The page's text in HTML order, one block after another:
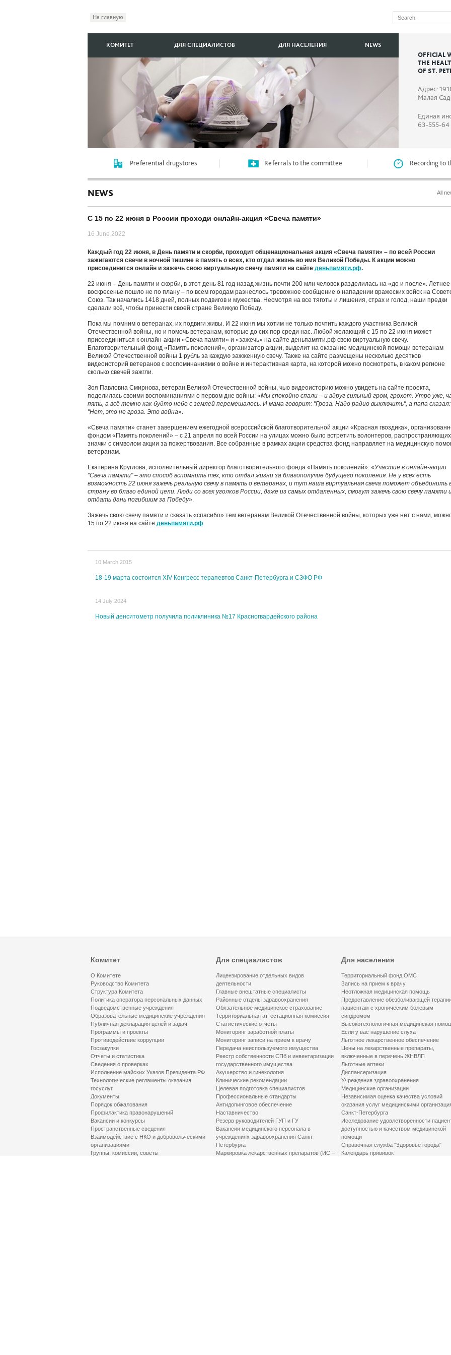
На главную
OFFICIAL
THE
OF ST.
Адрес:
Малая
Единая
63-555-64
КОМИТЕТ ДЛЯ СПЕЦИАЛИСТОВ ДЛЯ НАСЕЛЕНИЯ NEWS
Preferential drugstores Referrals to the committee Recording to
NEWS All
С 15 по 22 июня в России проходи онлайн-акция «Свеча памяти»
16 June 2022
Каждый год 22 июня, в День памяти и скорби, проходит общенациональная акция «Свеча памяти» – по всей России
зажигаются свечи в ночной тишине в память о всех, кто отдал жизнь во имя Великой Победы. К акции можно
присоединится онлайн и зажечь свою виртуальную свечу памяти на сайте деньпамяти.рф.
22 июня – День памяти и скорби, в этот день 81 год назад жизнь почти 200 млн человек разделилась на «до и после». Летнее
воскресенье пошло не по плану – по всем городам разнеслось тревожное сообщение о нападении вражеских войск на
Союз. Так начались 1418 дней, полных подвигов и мужества. Несмотря на все тяготы и лишения, страх и голод, наши предки
сделали всё, чтобы принести своей стране Великую Победу.
Пока мы помним о ветеранах, их подвиги живы. И 22 июня мы хотим не только почтить каждого участника Великой
Отечественной войны, но и помочь ветеранам, которые до сих пор среди нас. Любой желающий с 15 по 22 июня может
присоединиться к онлайн-акции «Свеча памяти» и «зажечь» на сайте деньпамяти.рф свою виртуальную свечу.
Благотворительный фонд «Память поколений», организатор акции, выделит на оказание медицинской помощи ветеранам
Великой Отечественной войны 1 рубль за каждую зажженную свечу. Также на сайте размещены несколько десятков
видеоисторий ветеранов с воспоминаниями о войне и интерактивная карта, на которой можно посмотреть, в каком регионе
сколько свечей зажгли.
Зоя Павловна Смирнова, ветеран Великой Отечественной войны, чью видеоисторию можно увидеть на сайте проекта,
поделилась своими воспоминаниями о первом дне войны: «Мы спокойно спали – и вдруг сильный гром, грохот. Утро уже,
пять, а всё темно как будто небо с землей перемешалось. И мама говорит: "Гроза. Надо радио выключить", а папа сказал:
"Нет, это не гроза. Это война».
«Свеча памяти» станет завершением ежегодной всероссийской благотворительной акции «Красная гвоздика»,
фондом «Память поколений» – с 21 апреля по всей России на улицах можно было встретить волонтеров, распространяющих
значки с символом акции за пожертвования. Все собранные в рамках акции средства фонд направляет на медицинскую
ветеранам.
Екатерина Круглова, исполнительный директор благотворительного фонда «Память поколений»: «Участие в онлайн-акции
"Свеча памяти" – это способ вспомнить тех, кто отдал жизни за благополучие будущего поколения. Не у всех есть
возможность 22 июня зажечь реальную свечу в память о ветеранах, и тут наша виртуальная свеча поможет объединить
страну во благо единой цели. Люди со всех уголков России, даже из самых отдаленных, смогут зажечь свою свечу памяти
отдать дань погибшим за Победу».
Зажечь свою свечу памяти и сказать «спасибо» тем ветеранам Великой Отечественной войны, которых уже нет с нами,
15 по 22 июня на сайте деньпамяти.рф.
10 March 2015
18-19 марта состоится XIV Конгресс терапевтов Санкт-Петербурга и СЗФО РФ
14 July 2024
Новый денситометр получила поликлиника №17 Красногвардейского района
Комитет
О Комитете
Руководство Комитета
Структура Комитета
Политика оператора персональных данных
Подведомственные учреждения
Образовательные медицинские учреждения
Публичная декларация целей и задач
Программы и проекты
Противодействие коррупции
Госзакупки
Отчеты и статистика
Сведения о проверках
Исполнение майских Указов Президента РФ
Технологические регламенты оказания
госуслуг
Документы
Порядок обжалования
Профилактика правонарушений
Вакансии и конкурсы
Пространственные сведения
Взаимодействие с НКО и добровольческими
организациями
Группы, комиссии, советы
Для специалистов
Лицензирование отдельных видов
деятельности
Главные внештатные специалисты
Районные отделы здравоохранения
Обязательное медицинское страхование
Территориальная аттестационная комиссия
Статистические отчеты
Мониторинг заработной платы
Мониторинг записи на прием к врачу
Передача неиспользуемого имущества
Реестр собственности СПб и инвентаризации
государственного имущества
Акушерство и гинекология
Клинические рекомендации
Целевая подготовка специалистов
Профессиональные стандарты
Антидопинговое обеспечение
Наставничество
Резерв руководителей ГУП и ГУ
Вакансии медицинского персонала в
учреждениях здравоохранения Санкт-
Петербурга
Маркировка лекарственных препаратов (ИС –
Для населения
Территориальный фонд ОМС
Запись на прием к врачу
Неотложная медицинская помощь
Предоставление обезболивающей
пациентам с хроническим болевым
синдромом
Высокотехнологичная медицинская
Если у вас нарушение слуха
Льготное лекарственное обеспечение
Цены на лекарственные препараты,
включенные в перечень ЖНВЛП
Льготные аптеки
Диспансеризация
Учреждения здравоохранения
Медицинские организации
Независимая оценка качества условий
оказания услуг медицинскими
Санкт-Петербурга
Исследование удовлетворенности
доступностью и качеством медицинской
помощи
Справочная служба "Здоровье города"
Календарь прививок